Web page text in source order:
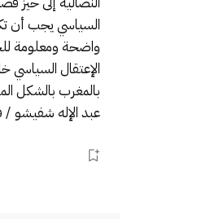
السياسي يجب أن
واضحة ومعلومة
بالمغرب بالشكل
عبد الإله شفيشو